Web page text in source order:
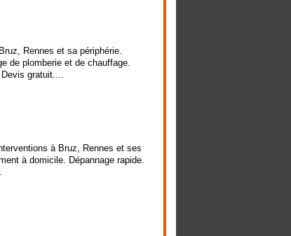
Rennes et sa périphérie.
de plomberie et de chauffage.
gratuit....
à Bruz, Rennes et ses
à domicile. Dépannage rapide.